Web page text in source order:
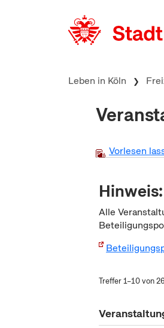
Leben in Köln
Vorlesen
Hinweis:
Alle
Treffer 1–10 von 26